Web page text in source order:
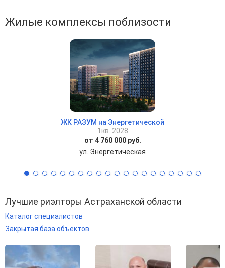
Жилые комплексы поблизости
ЖК РАЗУМ на Энергетической
1кв. 2028
от 4 760 000 руб.
ул. Энергетическая
Лучшие риэлторы Астраханской области
Каталог специалистов
Закрытая база объектов